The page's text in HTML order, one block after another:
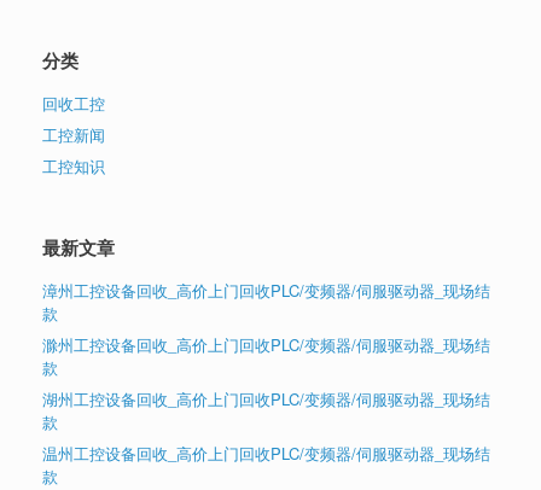
分类
回收工控
工控新闻
工控知识
最新文章
漳州工控设备回收_高价上门回收PLC/变频器/伺服驱动器_现场结
款
滁州工控设备回收_高价上门回收PLC/变频器/伺服驱动器_现场结
款
湖州工控设备回收_高价上门回收PLC/变频器/伺服驱动器_现场结
款
温州工控设备回收_高价上门回收PLC/变频器/伺服驱动器_现场结
款